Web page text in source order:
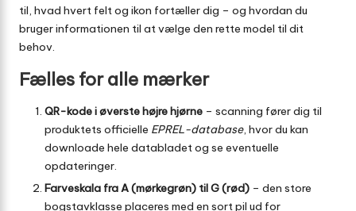
til, hvad hvert felt og ikon fortæller dig – og hvordan du
bruger informationen til at vælge den rette model til dit
behov.
Fælles for alle mærker
QR-kode i øverste højre hjørne – scanning fører dig til
produktets officielle EPREL-database, hvor du kan
downloade hele databladet og se eventuelle
opdateringer.
Farveskala fra A (mørkegrøn) til G (rød) – den store
bogstavklasse placeres med en sort pil ud for